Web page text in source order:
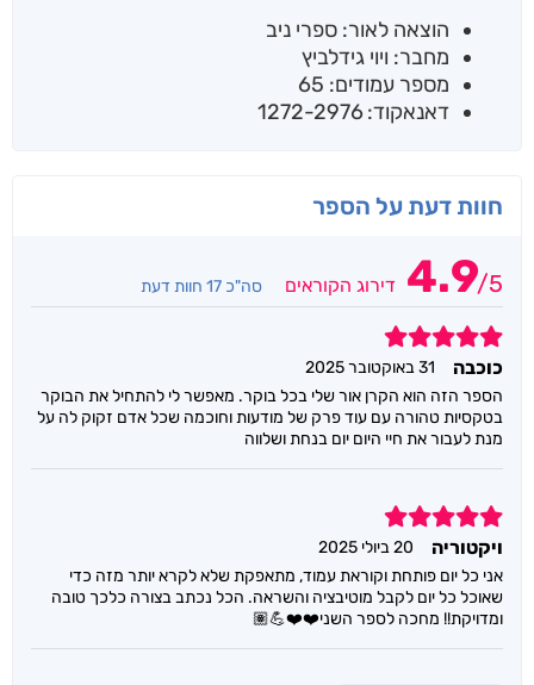
הוצאה לאור: ספרי ניב
מחבר: ויוי גידלביץ
מספר עמודים: 65
דאנאקוד: 1272-2976
חוות דעת על הספר
4.9/5 דירוג הקוראים סה"כ 17 חוות דעת
5
כוכבה
31 באוקטובר 2025
הספר הזה הוא הקרן אור שלי בכל בוקר. מאפשר לי להתחיל את הבוקר
בטקסיות טהורה עם עוד פרק של מודעות וחוכמה שכל אדם זקוק לה על
מנת לעבור את חיי היום יום בנחת ושלווה
5
ויקטוריה
20 ביולי 2025
אני כל יום פותחת וקוראת עמוד, מתאפקת שלא לקרא יותר מזה כדי
שאוכל כל יום לקבל מוטיבציה והשראה. הכל נכתב בצורה כלכך טובה
ומדויקת!! מחכה לספר השני❤️❤️💪🏽